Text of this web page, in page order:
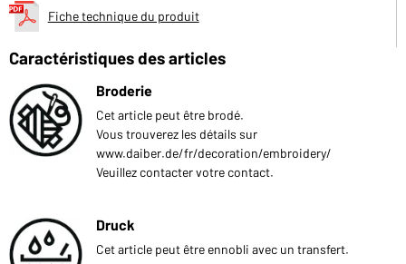
Fiche technique du produit
Caractéristiques des articles
Broderie
Cet article peut être brodé.
Vous trouverez les détails sur
www.daiber.de/fr/decoration/embroidery/
Veuillez contacter votre contact.
Druck
Cet article peut être ennobli avec un transfert.